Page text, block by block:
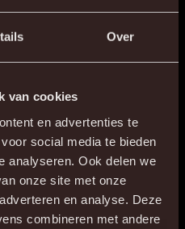
Over
van cookies
en advertenties te
social media te bieden
analyseren. Ook delen we
onze site met onze
en analyse. Deze
combineren met andere